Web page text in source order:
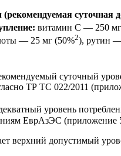
суточная
витамин С — 250
— 25 мг (50%2), рутин
суточный
ТР ТС 022/2011
уровень
ЕврАзЭС (приложение
верхний допустимый